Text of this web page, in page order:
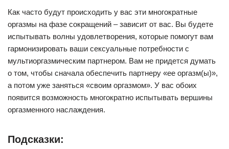
Как часто будут происходить у вас эти многократные
оргазмы на фазе сокращений – зависит от вас. Вы будете
испытывать волны удовлетворения, которые помогут вам
гармонизировать ваши сексуальные потребности с
мультиоргазмическим партнером. Вам не придется думать
о том, чтобы сначала обеспечить партнеру «ее оргазм(ы)»,
а потом уже заняться «своим оргазмом». У вас обоих
появится возможность многократно испытывать вершины
оргазменного наслаждения.
Подсказки: